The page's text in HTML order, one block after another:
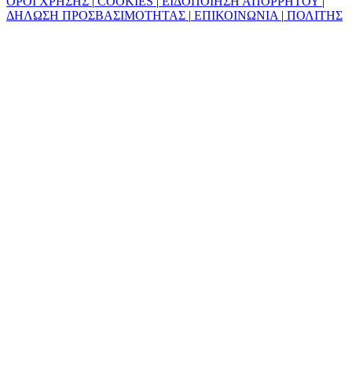
ΔΗΛΩΣΗ ΠΡΟΣΒΑΣΙΜΟΤΗΤΑΣ | ΕΠΙΚΟΙΝΩΝΙΑ | ΠΟΛΙΤΗΣ